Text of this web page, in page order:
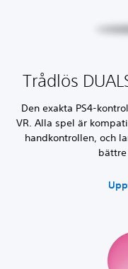
Trådlös
Den exakta PS4-
VR. Alla spel är
handkontrollen, och